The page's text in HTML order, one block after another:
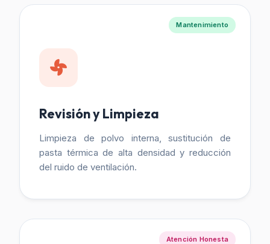
Mantenimiento
Revisión y Limpieza
Limpieza de polvo interna, sustitución de
pasta térmica de alta densidad y reducción
del ruido de ventilación.
Atención Honesta